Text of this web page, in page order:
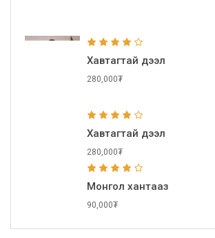
Хавтагтай дээл
280,000₮
Хавтагтай дээл
280,000₮
Монгол хантааз